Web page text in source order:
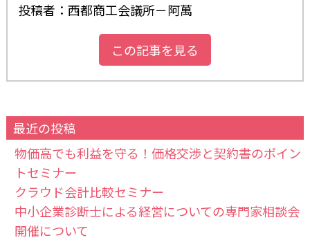
投稿者：西都商工会議所－阿萬
この記事を見る
最近の投稿
物価高でも利益を守る！価格交渉と契約書のポイン
トセミナー
クラウド会計比較セミナー
中小企業診断士による経営についての専門家相談会
開催について